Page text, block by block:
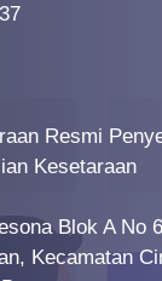
Resmi
Kesetaraan
Blok A No
Kecamatan